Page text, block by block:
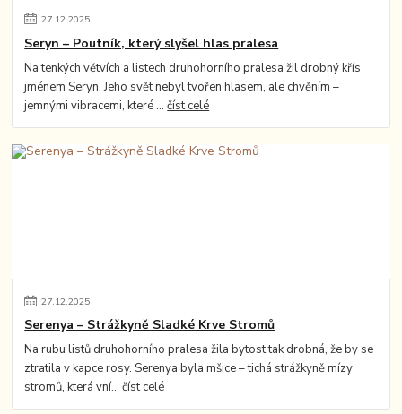
27.12.2025
Seryn – Poutník, který slyšel hlas pralesa
Na tenkých větvích a listech druhohorního pralesa žil drobný křís
jménem Seryn. Jeho svět nebyl tvořen hlasem, ale chvěním –
jemnými vibracemi, které ...číst celé
27.12.2025
Serenya – Strážkyně Sladké Krve Stromů
Na rubu listů druhohorního pralesa žila bytost tak drobná, že by se
ztratila v kapce rosy. Serenya byla mšice – tichá strážkyně mízy
stromů, která vní...číst celé